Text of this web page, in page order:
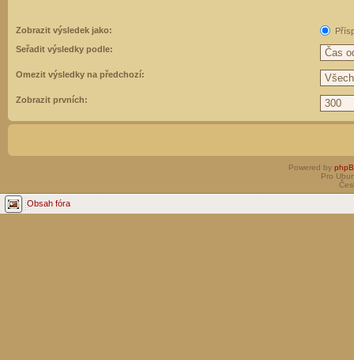
Zobrazit výsledek jako:
Seřadit výsledky podle:
Omezit výsledky na předchozí:
Zobrazit prvních:
Powered by
Pro
Obsah fóra